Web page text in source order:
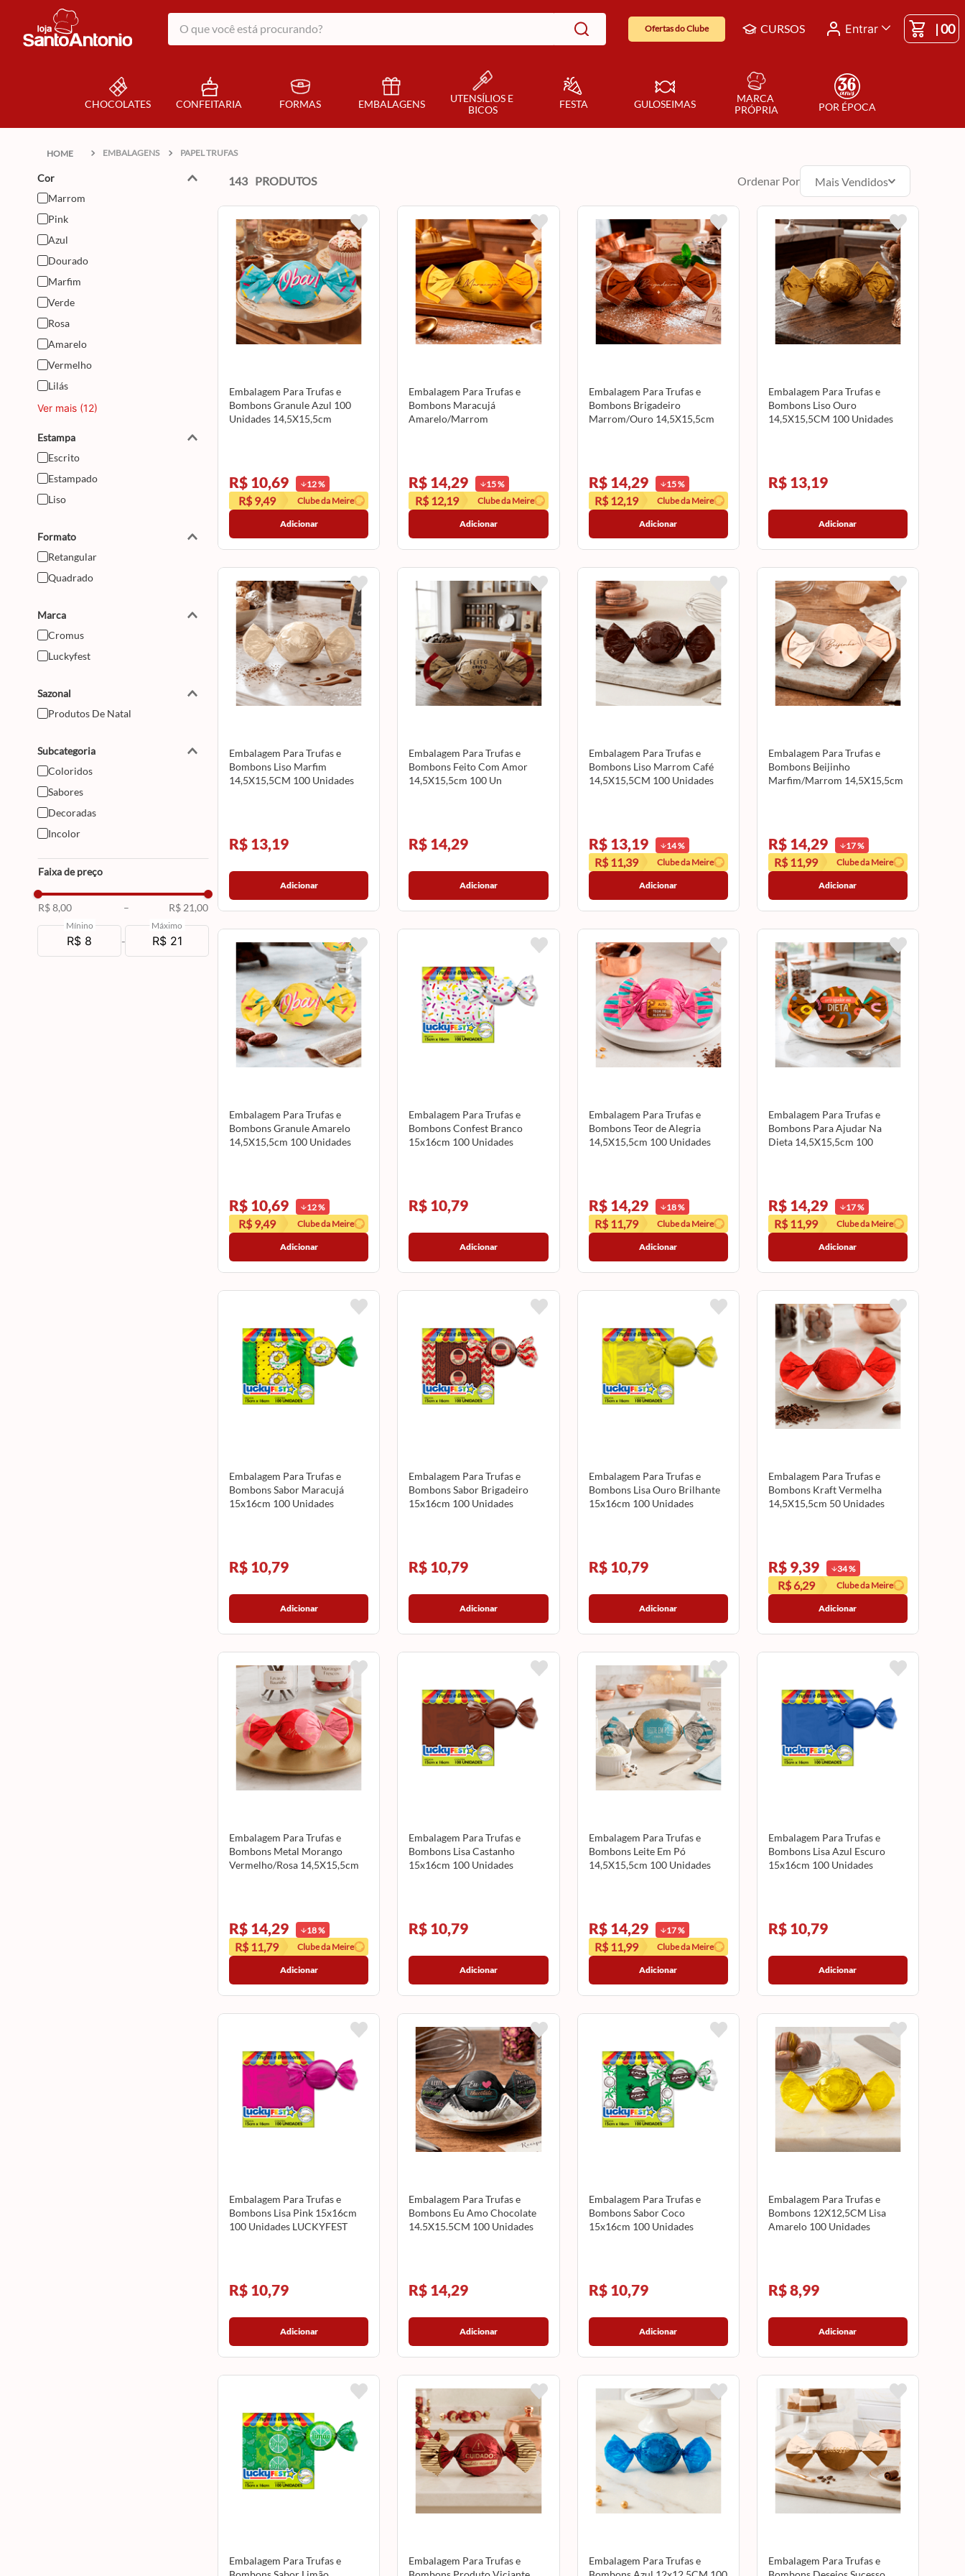
O que você está procurando?
Ofertas do Clube CURSOS Entrar |00
CHOCOLATES CONFEITARIA FORMAS EMBALAGENS
UTENSÍLIOS E
BICOS
FESTA GULOSEIMAS
MARCA
PRÓPRIA
POR ÉPOCA
EMBALAGENS PAPEL TRUFAS
Cor
Marrom
Pink
Azul
Dourado
Marfim
Verde
Rosa
Amarelo
Vermelho
Lilás
Ver mais (12)
Estampa
Escrito
Estampado
Liso
Formato
Retangular
Quadrado
Marca
Cromus
Luckyfest
Sazonal
Produtos De Natal
Subcategoria
Coloridos
Sabores
Decoradas
Incolor
Faixa de preço
R$ 8,00 – R$ 21,00
Mínino
-
Máximo
143 PRODUTOS Ordenar Por Mais Vendidos
Embalagem Para Trufas e
Bombons Granule Azul 100
Unidades 14,5X15,5cm
R$ 10,69 12%
R$ 9,49 Clube da Meire
Adicionar
Embalagem Para Trufas e
Bombons Maracujá
Amarelo/Marrom
R$ 14,29 15%
R$ 12,19 Clube da Meire
Adicionar
Embalagem Para Trufas e
Bombons Brigadeiro
Marrom/Ouro 14,5X15,5cm
R$ 14,29 15%
R$ 12,19 Clube da Meire
Adicionar
Embalagem Para Trufas e
Bombons Liso Ouro
14,5X15,5CM 100 Unidades
R$ 13,19
Adicionar
Embalagem Para Trufas e
Bombons Liso Marfim
14,5X15,5CM 100 Unidades
R$ 13,19
Adicionar
Embalagem Para Trufas e
Bombons Feito Com Amor
14,5X15,5cm 100 Un
R$ 14,29
Adicionar
Embalagem Para Trufas e
Bombons Liso Marrom Café
14,5X15,5CM 100 Unidades
R$ 13,19 14%
R$ 11,39 Clube da Meire
Adicionar
Embalagem Para Trufas e
Bombons Beijinho
Marfim/Marrom 14,5X15,5cm
R$ 14,29 17%
R$ 11,99 Clube da Meire
Adicionar
Embalagem Para Trufas e
Bombons Granule Amarelo
14,5X15,5cm 100 Unidades
R$ 10,69 12%
R$ 9,49 Clube da Meire
Adicionar
Embalagem Para Trufas e
Bombons Confest Branco
15x16cm 100 Unidades
R$ 10,79
Adicionar
Embalagem Para Trufas e
Bombons Teor de Alegria
14,5X15,5cm 100 Unidades
R$ 14,29 18%
R$ 11,79 Clube da Meire
Adicionar
Embalagem Para Trufas e
Bombons Para Ajudar Na
Dieta 14,5X15,5cm 100
R$ 14,29 17%
R$ 11,99 Clube da Meire
Adicionar
Embalagem Para Trufas e
Bombons Sabor Maracujá
15x16cm 100 Unidades
R$ 10,79
Adicionar
Embalagem Para Trufas e
Bombons Sabor Brigadeiro
15x16cm 100 Unidades
R$ 10,79
Adicionar
Embalagem Para Trufas e
Bombons Lisa Ouro Brilhante
15x16cm 100 Unidades
R$ 10,79
Adicionar
Embalagem Para Trufas e
Bombons Kraft Vermelha
14,5X15,5cm 50 Unidades
R$ 9,39 34%
R$ 6,29 Clube da Meire
Adicionar
Embalagem Para Trufas e
Bombons Metal Morango
Vermelho/Rosa 14,5X15,5cm
R$ 14,29 18%
R$ 11,79 Clube da Meire
Adicionar
Embalagem Para Trufas e
Bombons Lisa Castanho
15x16cm 100 Unidades
R$ 10,79
Adicionar
Embalagem Para Trufas e
Bombons Leite Em Pó
14,5X15,5cm 100 Unidades
R$ 14,29 17%
R$ 11,99 Clube da Meire
Adicionar
Embalagem Para Trufas e
Bombons Lisa Azul Escuro
15x16cm 100 Unidades
R$ 10,79
Adicionar
Embalagem Para Trufas e
Bombons Lisa Pink 15x16cm
100 Unidades LUCKYFEST
R$ 10,79
Adicionar
Embalagem Para Trufas e
Bombons Eu Amo Chocolate
14.5X15.5CM 100 Unidades
R$ 14,29
Adicionar
Embalagem Para Trufas e
Bombons Sabor Coco
15x16cm 100 Unidades
R$ 10,79
Adicionar
Embalagem Para Trufas e
Bombons 12X12,5CM Lisa
Amarelo 100 Unidades
R$ 8,99
Adicionar
Embalagem Para Trufas e
Embalagem Para Trufas e
Embalagem Para Trufas e
Embalagem Para Trufas e